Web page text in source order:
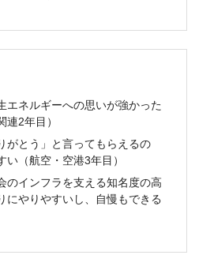
エネルギーへの思いが強かった
2年目）
がとう」と言ってもらえるの
（航空・空港3年目）
のインフラを支える知名度の高
にやりやすいし、自慢もできる